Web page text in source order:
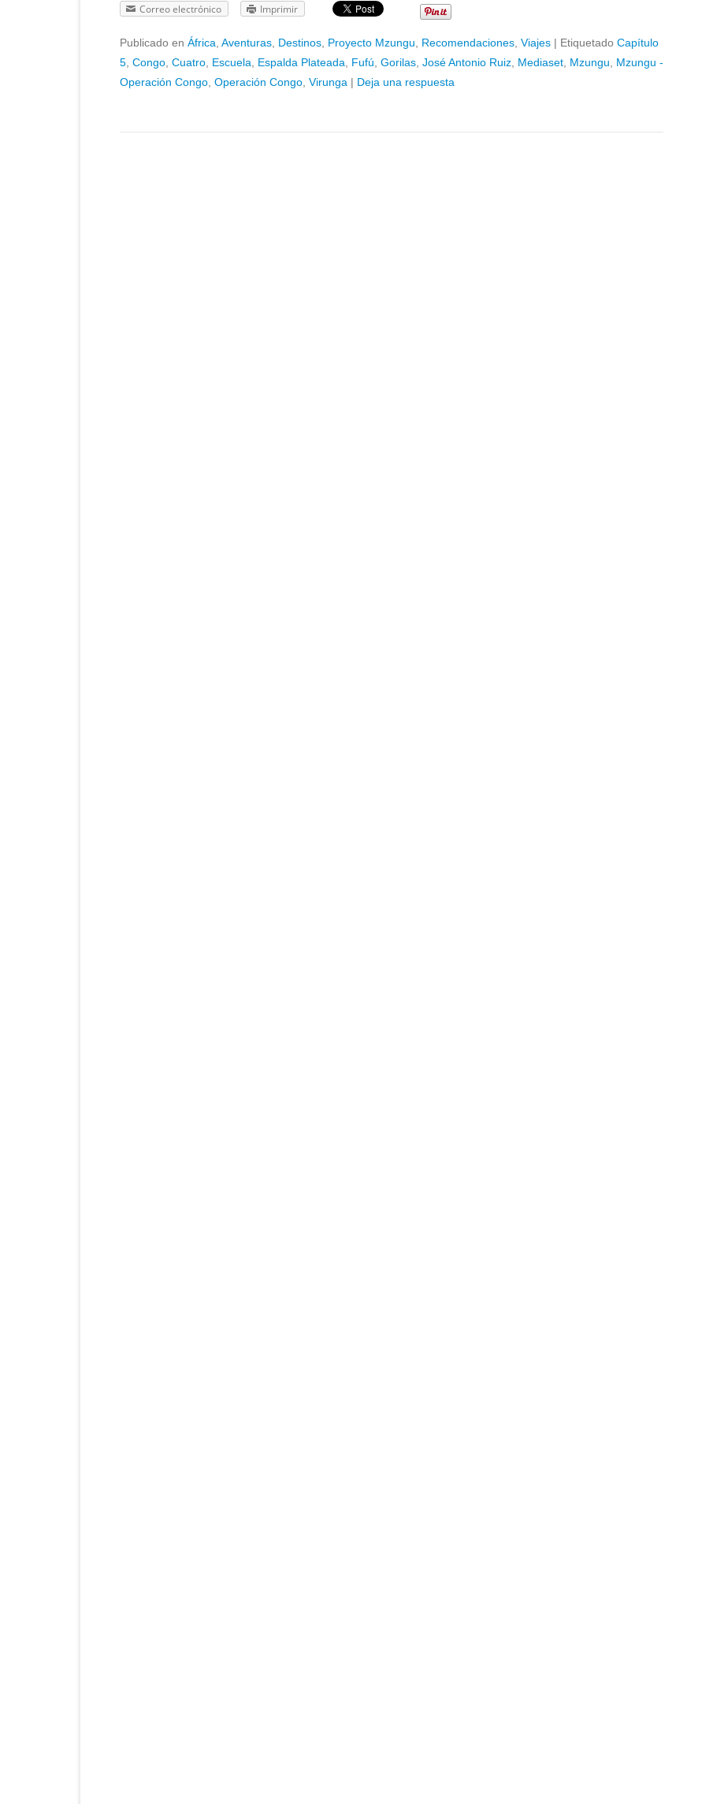
Correo electrónico Imprimir
Publicado en África Aventuras Destinos Proyecto Mzungu Recomendaciones Viajes | Etiquetado Capítulo
5 Congo Cuatro Escuela Espalda Plateada Fufú Gorilas José Antonio Ruiz Mediaset Mzungu
Mzungu -
Operación Congo Operación Congo Virunga | Deja una respuesta